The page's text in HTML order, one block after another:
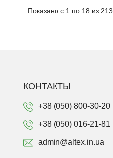
Показано с 1 по 18 из
КОНТАКТЫ
+38 (050) 800-30-20
+38 (050) 016-21-81
admin@altex.in.ua